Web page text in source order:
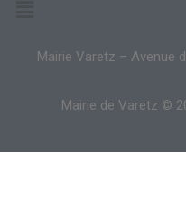
Mairie Varetz – Avenue
Mairie de Varetz ©